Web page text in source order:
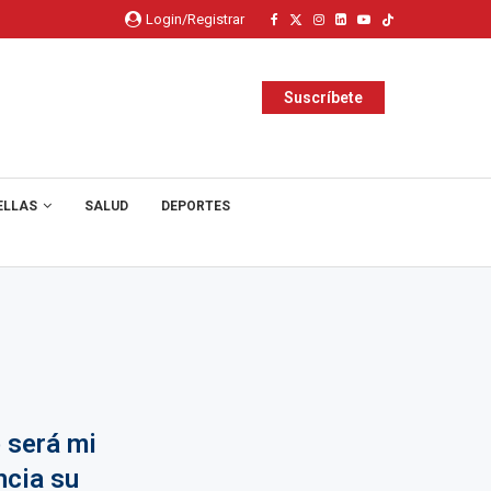
Login/Registrar
Suscríbete
SALUD DEPORTES
será mi
su